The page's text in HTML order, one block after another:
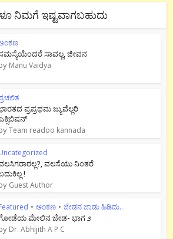
ನಿಮಗೆ ಇಷ್ಟವಾಗಬಹುದು
ಸಾವಲ್ಲ, ಜೀವನ
Manu Vaidya
ಪ್ರಪ್ರಥಮ ಜ್ಯುವೆಲ್ಲರಿ
Team readoo kannada
ವಲಸೆಯು ನಿಂತರೆ
!
Guest Author
• ಅಂಕಣ • ಜೇಡನ ಜಾಡು ಹಿಡಿದು..
ಮೇಲಿನ ಜೇಡ- ಭಾಗ ೨
Dr. Abhijith A P C